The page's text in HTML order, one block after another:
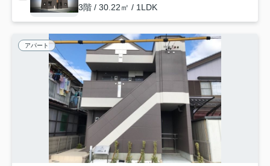
3階 / 30.22㎡ / 1LDK
アパート